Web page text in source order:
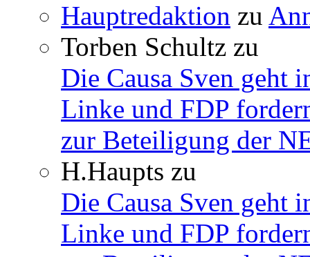
Hauptredaktion zu
Torben Schultz zu
Die Causa Sven geht
Linke und FDP
zur Beteiligung der
H.Haupts zu
Die Causa Sven geht
Linke und FDP